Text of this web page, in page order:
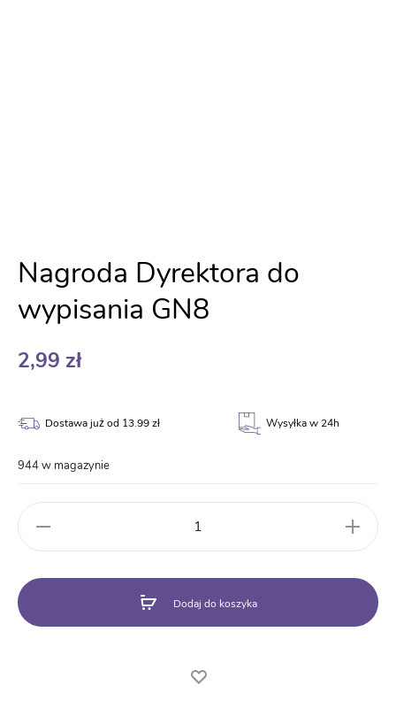
Nagroda Dyrektora do
wypisania GN8
2,99 zł
Dostawa już od 13.99 zł Wysyłka w 24h
944 w magazynie
Dyrektora
do
GN8
Dodaj do koszyka